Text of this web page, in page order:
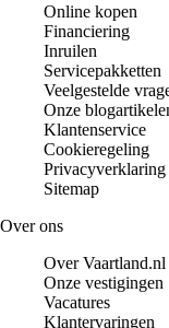
Online kopen
Financiering
Inruilen
Servicepakketten
Veelgestelde
Onze
Klantenservice
Cookieregeling
Privacyverklaring
Sitemap
Over ons
Over Vaartland.nl
Onze vestigingen
Vacatures
Klantervaringen